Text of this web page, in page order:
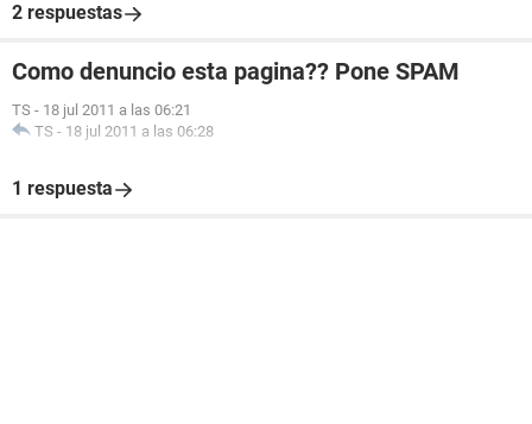
2 respuestas
Como denuncio esta pagina?? Pone SPAM
TS - 18 jul 2011 a las 06:21
TS - 18 jul 2011 a las 06:28
1 respuesta